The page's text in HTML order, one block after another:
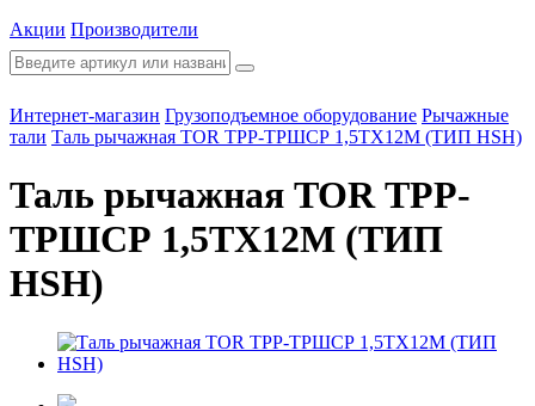
Акции Производители
Интернет-магазин Грузоподъемное оборудование Рычажные
тали Таль рычажная TOR ТРР-ТРШСР 1,5ТХ12М (ТИП HSH)
Таль рычажная TOR ТРР-
ТРШСР 1,5ТХ12М (ТИП
HSH)